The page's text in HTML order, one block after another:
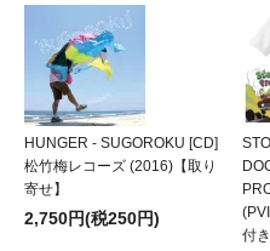
HUNGER - SUGOROKU [CD]
松竹梅レコーズ (2016)【取り
寄せ】
2,750円(税250円)
付き